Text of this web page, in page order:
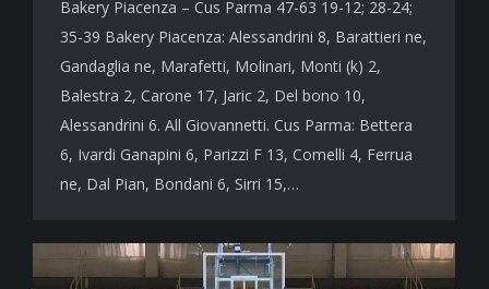
Bakery Piacenza – Cus Parma 47-63 19-12; 28-24;
35-39 Bakery Piacenza: Alessandrini 8, Barattieri ne,
Gandaglia ne, Marafetti, Molinari, Monti (k) 2,
Balestra 2, Carone 17, Jaric 2, Del bono 10,
Alessandrini 6. All Giovannetti. Cus Parma: Bettera
6, Ivardi Ganapini 6, Parizzi F 13, Comelli 4, Ferrua
ne, Dal Pian, Bondani 6, Sirri 15,…